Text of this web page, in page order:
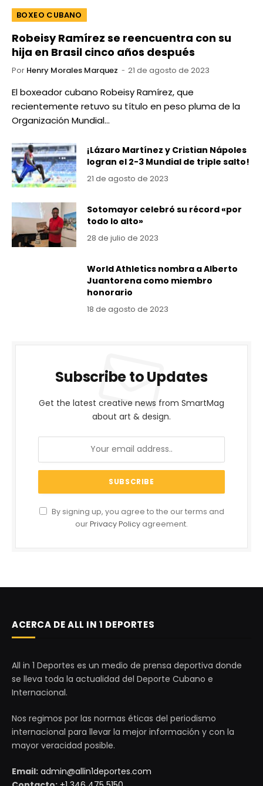
BOXEO CUBANO
Robeisy Ramírez se reencuentra con su
hija en Brasil cinco años después
Por Henry Morales Marquez 21 de agosto de 2023
El boxeador cubano Robeisy Ramírez, que
recientemente retuvo su título en peso pluma de la
Organización Mundial…
¡Lázaro Martínez y Cristian Nápoles
logran el 2-3 Mundial de triple salto!
21 de agosto de 2023
Sotomayor celebró su récord «por
todo lo alto»
28 de julio de 2023
World Athletics nombra a Alberto
Juantorena como miembro
honorario
18 de agosto de 2023
Subscribe to Updates
Get the latest creative news from SmartMag
about art & design.
By signing up, you agree to the our terms and
ourPrivacy Policy agreement.
ACERCA DE ALL IN 1 DEPORTES
All in 1 Deportes es un medio de prensa deportiva donde
se lleva toda la actualidad del Deporte Cubano e
Internacional.
Nos regimos por las normas éticas del periodismo
internacional para llevar la mejor información y con la
mayor veracidad posible.
Email: admin@allin1deportes.com